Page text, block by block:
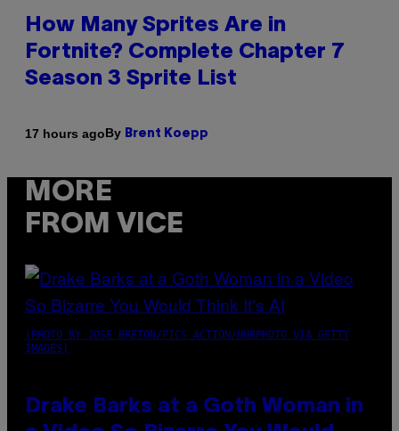
How Many Sprites Are in
Fortnite? Complete Chapter 7
Season 3 Sprite List
17 hours agoBy Brent Koepp
MORE
FROM VICE
(PHOTO BY JOSE BRETON/PICS ACTION/NURPHOTO VIA GETTY
IMAGES)
Drake Barks at a Goth Woman in